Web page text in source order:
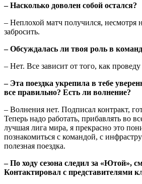
– Насколько доволен собой остался?
– Неплохой матч получился, несмотря
забросить.
– Обсуждалась ли твоя роль в
– Нет. Все зависит от того, как проведу
– Эта поездка укрепила в тебе
все правильно? Есть ли волнение?
– Волнения нет. Подписал контракт,
Теперь надо работать, прибавлять во
лучшая лига мира, я прекрасно это
познакомиться с командой, с
полезная поездка.
– По ходу сезона следил за «Ютой»,
Контактировал с представителями